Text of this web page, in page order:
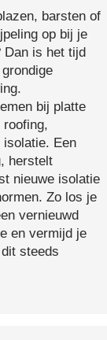
barsten of
op bij je
Dan is het tijd
bij platte
isolatie. Een
herstelt
nieuwe isolatie
Zo los je
vernieuwd
en vermijd je
steeds